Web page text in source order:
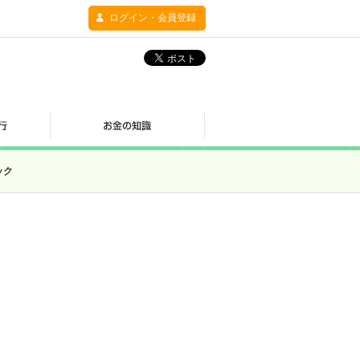
ログイン・会員登録
ク